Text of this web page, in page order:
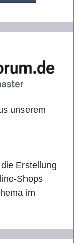
unserem
Erstellung
Shops
im